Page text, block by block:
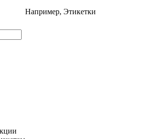
Например, Этикетки